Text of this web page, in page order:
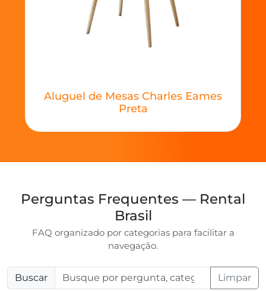
Aluguel de Mesas Charles Eames
Preta
Perguntas Frequentes — Rental
Brasil
FAQ organizado por categorias para facilitar a
navegação.
Buscar Limpar